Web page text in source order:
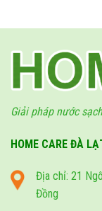
Skypure M3.
Hoặc trao đổi
Giải pháp nước
HOME CARE ĐÀ
Địa chỉ: 21
Đồng